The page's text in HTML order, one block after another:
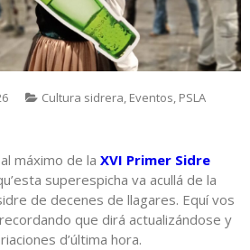
Cultura sidrera, Eventos, PSLA
máximo de la XVI Primer Sidre
superespicha va acullá de la
de decenes de llagares. Equí vos
que dirá actualizándose y
d’última hora.